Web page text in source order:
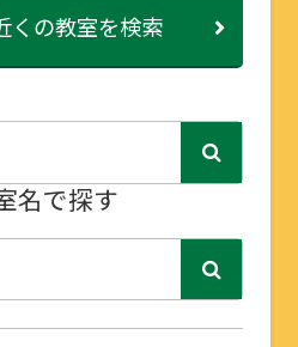
くの教室を検索
名で探す